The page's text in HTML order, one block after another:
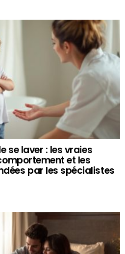
se laver : les vraies
et les
par les spécialistes